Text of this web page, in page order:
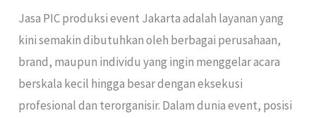
Jasa PIC produksi event Jakarta adalah layanan yang
kini semakin dibutuhkan oleh berbagai perusahaan,
brand, maupun individu yang ingin menggelar acara
berskala kecil hingga besar dengan eksekusi
profesional dan terorganisir. Dalam dunia event, posisi